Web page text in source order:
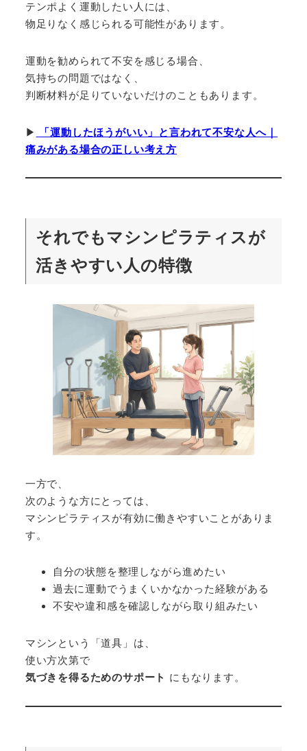
テンポよく運動したい人には、
物足りなく感じられる可能性があります。
運動を勧められて不安を感じる場合、
気持ちの問題ではなく、
判断材料が足りていないだけのこともあります。
▶︎
「運動したほうがいい」と言われて不安な人へ｜
痛みがある場合の正しい考え方
それでもマシンピラティスが
活きやすい人の特徴
一方で、
次のような方にとっては、
マシンピラティスが有効に働きやすいことがありま
す。
自分の状態を整理しながら進めたい
過去に運動でうまくいかなかった経験がある
不安や違和感を確認しながら取り組みたい
マシンという「道具」は、
使い方次第で
気づきを得るためのサポート にもなります。